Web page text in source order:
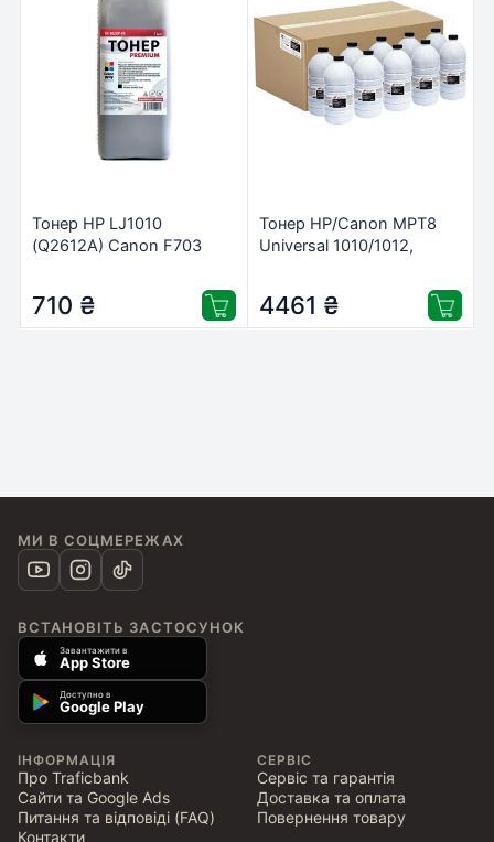
Тонер HP LJ1010
(Q2612A) Canon F703
710 ₴
Тонер HP/Canon MPT8
Universal 1010/1012,
4461 ₴
МИ В СОЦМЕРЕЖАХ
ВСТАНОВІТЬ ЗАСТОСУНОК
Завантажити в
App Store
Доступно в
Google Play
ІНФОРМАЦІЯ
Про Traficbank
Сайти та Google Ads
Питання та відповіді (FAQ)
Контакти
СЕРВІС
Сервіс та гарантія
Доставка та оплата
Повернення товару